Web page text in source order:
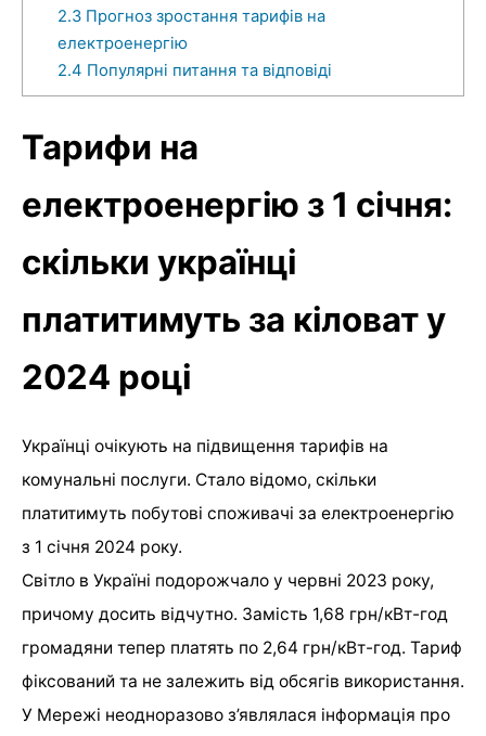
2.3 Прогноз зростання тарифів на
електроенергію
2.4 Популярні питання та відповіді
Тарифи на
електроенергію з 1 січня:
скільки українці
платитимуть за кіловат у
2024 році
Українці очікують на підвищення тарифів на
комунальні послуги. Стало відомо, скільки
платитимуть побутові споживачі за електроенергію
з 1 січня 2024 року.
Світло в Україні подорожчало у червні 2023 року,
причому досить відчутно. Замість 1,68 грн/кВт-год
громадяни тепер платять по 2,64 грн/кВт-год. Тариф
фіксований та не залежить від обсягів використання.
У Мережі неодноразово з’являлася інформація про